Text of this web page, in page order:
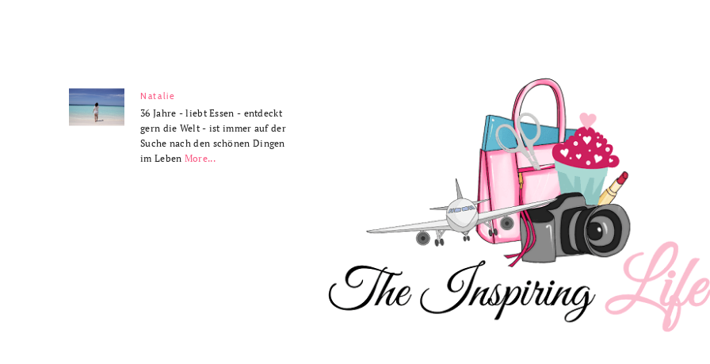
Natalie
36 Jahre - liebt Essen - entdeckt
gern die Welt - ist immer auf der
Suche nach den schönen Dingen
im Leben More...